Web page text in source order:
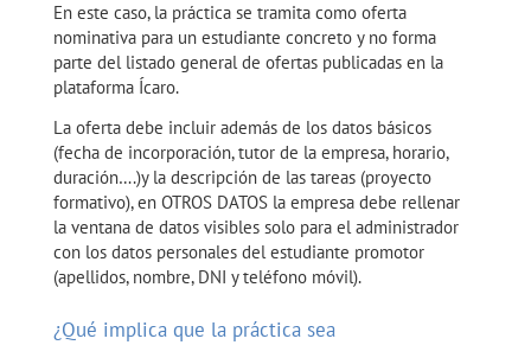
En este caso, la práctica se tramita como oferta
nominativa para un estudiante concreto y no forma
parte del listado general de ofertas publicadas en la
plataforma Ícaro.
La oferta debe incluir además de los datos básicos
(fecha de incorporación, tutor de la empresa, horario,
duración….)y la descripción de las tareas (proyecto
formativo), en OTROS DATOS la empresa debe rellenar
la ventana de datos visibles solo para el administrador
con los datos personales del estudiante promotor
(apellidos, nombre, DNI y teléfono móvil).
¿Qué implica que la práctica sea